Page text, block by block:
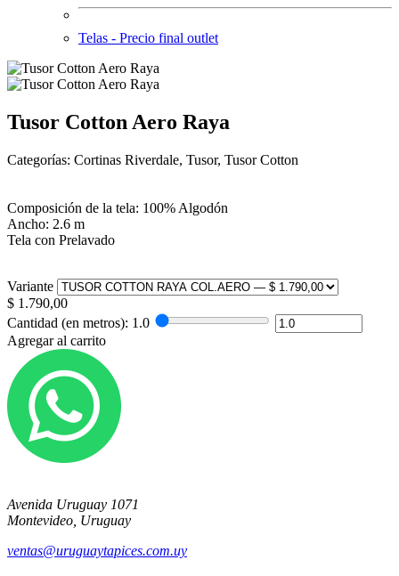
Telas - Precio final outlet
Tusor Cotton Aero Raya
Categorías: Cortinas Riverdale, Tusor, Tusor Cotton
Composición de la tela: 100% Algodón
Ancho: 2.6 m
Tela con Prelavado
Variante
$ 1.790,00
Cantidad (en metros): 1.0
Agregar al carrito
Avenida Uruguay 1071
Montevideo, Uruguay
ventas@uruguaytapices.com.uy